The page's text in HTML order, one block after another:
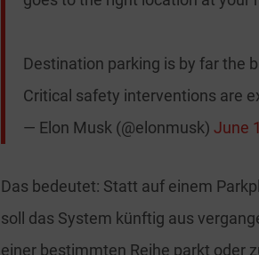
Destination parking is by far the
Critical safety interventions are
— Elon Musk (@elonmusk) June
Das bedeutet: Statt auf einem
soll das System künftig aus
einer bestimmten Reihe parkt oder